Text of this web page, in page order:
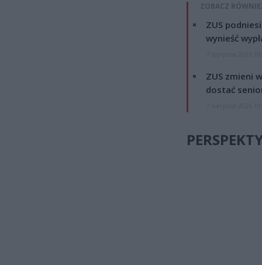
ZOBACZ
ZUS
wynieść
ZUS zmieni
dostać